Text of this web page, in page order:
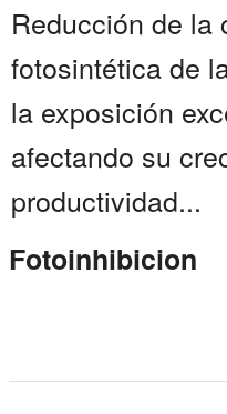
Reducción de la
fotosintética de
la exposición
afectando su
productividad...
Fotoinhibicion